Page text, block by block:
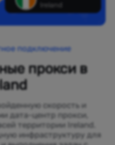
Ireland
подключение
прокси в
скорость и
дата-центр прокси,
территории Ireland.
инфраструктуру для